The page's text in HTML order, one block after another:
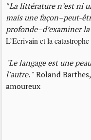
"La littérature n’est ni
mais une façon–peut-
profonde–d’examiner
L’Ecrivain et la catastrophe
"Le langage est une
l'autre." Roland
amoureux